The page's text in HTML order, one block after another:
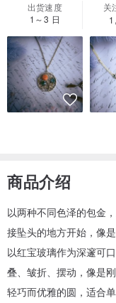
出货速度
1～3 日
关
商品介绍
以两种不同色泽的包金
接坠头的地方开始，像
以红宝玻璃作为深邃可
叠、皱折、摆动，像是
轻巧而优雅的圆，适合